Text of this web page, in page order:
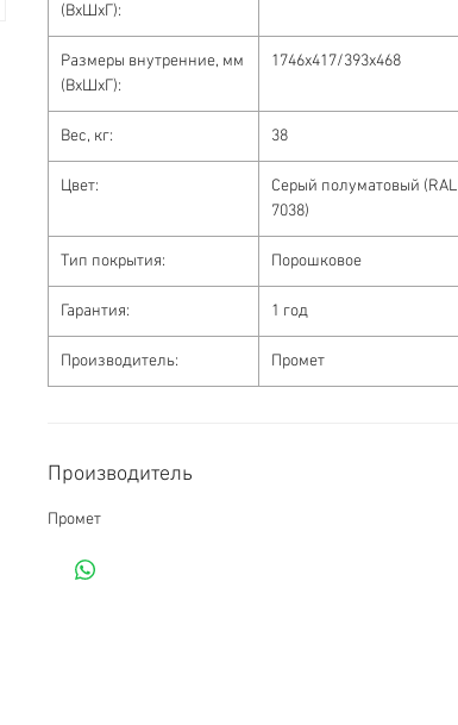
(ВхШхГ):
Размеры внутренние, мм
(ВхШхГ):
1746x417/393x468
Вес, кг: 38
Цвет:
Серый полуматовый (RAL
7038)
Тип покрытия: Порошковое
Гарантия: 1 год
Производитель: Промет
Производитель
Промет